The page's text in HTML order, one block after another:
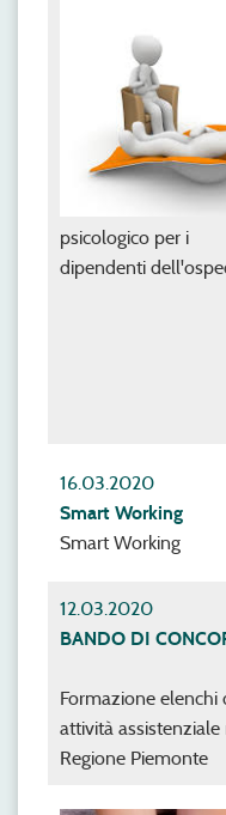
psicologico per i
dipendenti
16.03.2020
Smart Working
Smart Working
12.03.2020
BANDO DI
Formazione elenchi
attività
Regione Piemonte